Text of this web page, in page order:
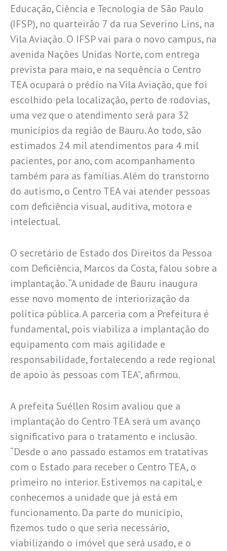
Educação, Ciência e Tecnologia de São Paulo
(IFSP), no quarteirão 7 da rua Severino Lins, na
Vila Aviação. O IFSP vai para o novo campus, na
avenida Nações Unidas Norte, com entrega
prevista para maio, e na sequência o Centro
TEA ocupará o prédio na Vila Aviação, que foi
escolhido pela localização, perto de rodovias,
uma vez que o atendimento será para 32
municípios da região de Bauru. Ao todo, são
estimados 24 mil atendimentos para 4 mil
pacientes, por ano, com acompanhamento
também para as famílias. Além do transtorno
do autismo, o Centro TEA vai atender pessoas
com deficiência visual, auditiva, motora e
intelectual.
O secretário de Estado dos Direitos da Pessoa
com Deficiência, Marcos da Costa, falou sobre a
implantação. “A unidade de Bauru inaugura
esse novo momento de interiorização da
política pública. A parceria com a Prefeitura é
fundamental, pois viabiliza a implantação do
equipamento com mais agilidade e
responsabilidade, fortalecendo a rede regional
de apoio às pessoas com TEA”, afirmou.
A prefeita Suéllen Rosim avaliou que a
implantação do Centro TEA será um avanço
significativo para o tratamento e inclusão.
“Desde o ano passado estamos em tratativas
com o Estado para receber o Centro TEA, o
primeiro no interior. Estivemos na capital, e
conhecemos a unidade que já está em
funcionamento. Da parte do município,
fizemos tudo o que seria necessário,
viabilizando o imóvel que será usado, e o